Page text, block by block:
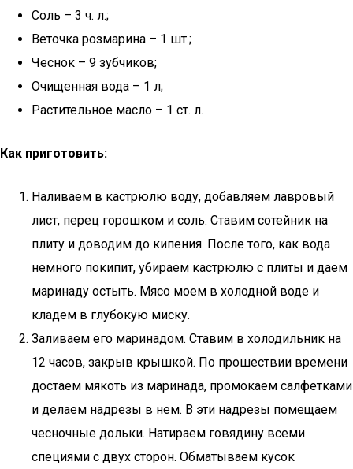
Соль – 3 ч. л.;
Веточка розмарина – 1 шт.;
Чеснок – 9 зубчиков;
Очищенная вода – 1 л;
Растительное масло – 1 ст. л.
Как приготовить:
Наливаем в кастрюлю воду, добавляем лавровый
лист, перец горошком и соль. Ставим сотейник на
плиту и доводим до кипения. После того, как вода
немного покипит, убираем кастрюлю с плиты и даем
маринаду остыть. Мясо моем в холодной воде и
кладем в глубокую миску.
Заливаем его маринадом. Ставим в холодильник на
12 часов, закрыв крышкой. По прошествии времени
достаем мякоть из маринада, промокаем салфетками
и делаем надрезы в нем. В эти надрезы помещаем
чесночные дольки. Натираем говядину всеми
специями с двух сторон. Обматываем кусок